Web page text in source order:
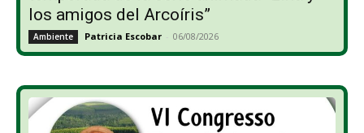
los amigos del Arcoíris”
Ambiente Patricia Escobar - 06/08/2026